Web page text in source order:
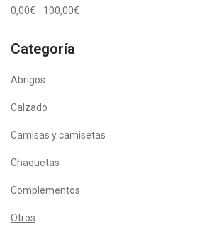
0,00€ - 100,00€
Categoría
Abrigos
Calzado
Camisas y camisetas
Chaquetas
Complementos
Otros